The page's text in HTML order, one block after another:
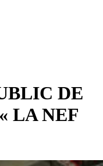
DE
LA NEF